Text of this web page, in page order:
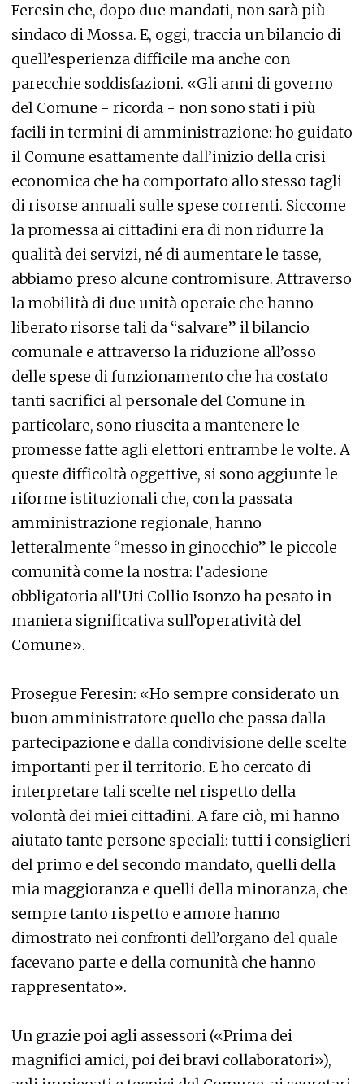
Feresin che, dopo due mandati, non sarà più
sindaco di Mossa. E, oggi, traccia un bilancio di
quell’esperienza difficile ma anche con
parecchie soddisfazioni. «Gli anni di governo
del Comune - ricorda - non sono stati i più
facili in termini di amministrazione: ho guidato
il Comune esattamente dall’inizio della crisi
economica che ha comportato allo stesso tagli
di risorse annuali sulle spese correnti. Siccome
la promessa ai cittadini era di non ridurre la
qualità dei servizi, né di aumentare le tasse,
abbiamo preso alcune contromisure. Attraverso
la mobilità di due unità operaie che hanno
liberato risorse tali da “salvare” il bilancio
comunale e attraverso la riduzione all’osso
delle spese di funzionamento che ha costato
tanti sacrifici al personale del Comune in
particolare, sono riuscita a mantenere le
promesse fatte agli elettori entrambe le volte. A
queste difficoltà oggettive, si sono aggiunte le
riforme istituzionali che, con la passata
amministrazione regionale, hanno
letteralmente “messo in ginocchio” le piccole
comunità come la nostra: l’adesione
obbligatoria all’Uti Collio Isonzo ha pesato in
maniera significativa sull’operatività del
Comune».
Prosegue Feresin: «Ho sempre considerato un
buon amministratore quello che passa dalla
partecipazione e dalla condivisione delle scelte
importanti per il territorio. E ho cercato di
interpretare tali scelte nel rispetto della
volontà dei miei cittadini. A fare ciò, mi hanno
aiutato tante persone speciali: tutti i consiglieri
del primo e del secondo mandato, quelli della
mia maggioranza e quelli della minoranza, che
sempre tanto rispetto e amore hanno
dimostrato nei confronti dell’organo del quale
facevano parte e della comunità che hanno
rappresentato».
Un grazie poi agli assessori («Prima dei
magnifici amici, poi dei bravi collaboratori»),